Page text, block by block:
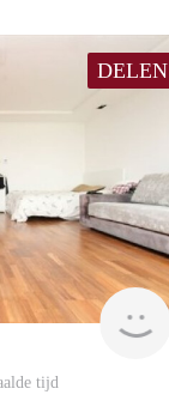
DELEN
tijd